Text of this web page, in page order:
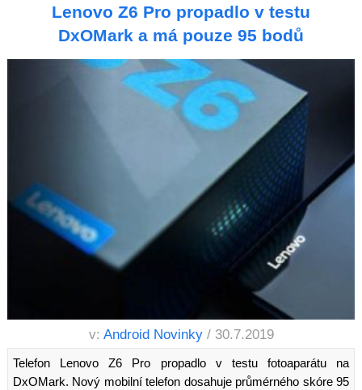
Lenovo Z6 Pro propadlo v testu
DxOMark a má pouze 95 bodů
v: Android Novinky / 30.7.2019
Telefon Lenovo Z6 Pro propadlo v testu fotoaparátu na
DxOMark. Nový mobilní telefon dosahuje průmérného skóre 95